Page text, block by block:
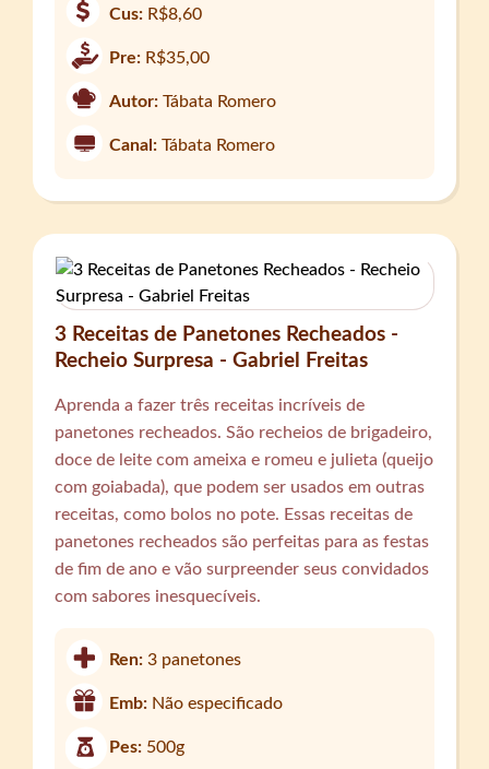
Cus: R$8,60
Pre: R$35,00
Autor: Tábata Romero
Canal: Tábata Romero
3 Receitas de Panetones Recheados -
Recheio Surpresa - Gabriel Freitas
Aprenda a fazer três receitas incríveis de
panetones recheados. São recheios de brigadeiro,
doce de leite com ameixa e romeu e julieta (queijo
com goiabada), que podem ser usados em outras
receitas, como bolos no pote. Essas receitas de
panetones recheados são perfeitas para as festas
de fim de ano e vão surpreender seus convidados
com sabores inesquecíveis.
Ren:3 panetones
Emb: Não especificado
Pes: 500g